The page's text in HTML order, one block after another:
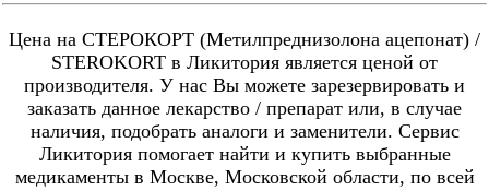
Цена на СТЕРОКОРТ (Метилпреднизолона ацепонат) /
STEROKORT в Ликитория является ценой от
производителя. У нас Вы можете зарезервировать и
заказать данное лекарство / препарат или, в случае
наличия, подобрать аналоги и заменители. Сервис
Ликитория помогает найти и купить выбранные
медикаменты в Москве, Московской области, по всей